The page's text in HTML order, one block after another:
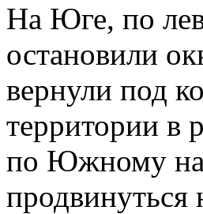
На Юге, по
остановили
вернули под
территории в
по Южному
продвинуться